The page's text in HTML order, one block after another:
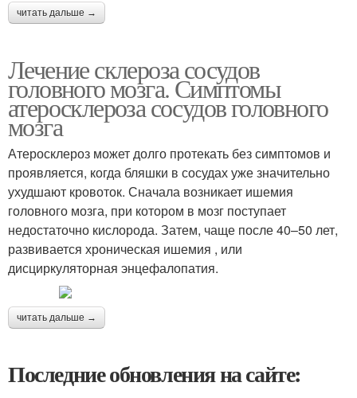
читать дальше →
Лечение склероза сосудов
головного мозга. Симптомы
атеросклероза сосудов головного
мозга
Атеросклероз может долго протекать без симптомов и
проявляется, когда бляшки в сосудах уже значительно
ухудшают кровоток. Сначала возникает ишемия
головного мозга, при котором в мозг поступает
недостаточно кислорода. Затем, чаще после 40–50 лет,
развивается хроническая ишемия , или
дисциркуляторная энцефалопатия.
читать дальше →
Последние обновления на сайте: